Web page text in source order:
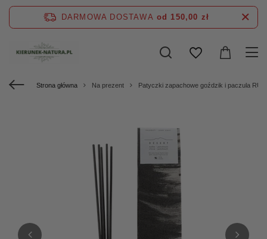
DARMOWA DOSTAWA od 150,00 zł
Strona główna Na prezent Patyczki zapachowe goździk i paczula